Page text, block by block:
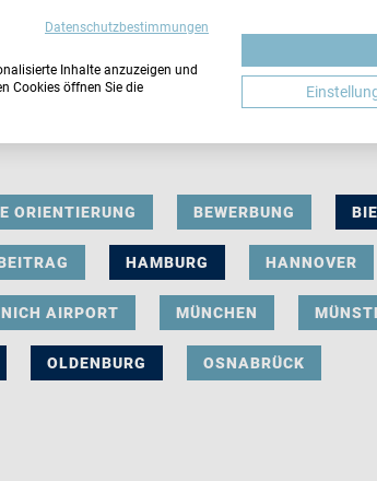
ORIENTIERUNG BEWERBUNG
HAMBURG HANNOVER
AIRPORT MÜNCHEN
OLDENBURG OSNABRÜCK
Datenschutzbestimmungen
Inhalte anzuzeigen und
Cookies öffnen Sie die